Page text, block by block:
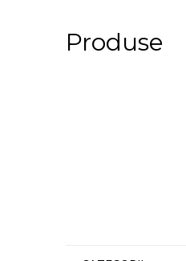
Produse